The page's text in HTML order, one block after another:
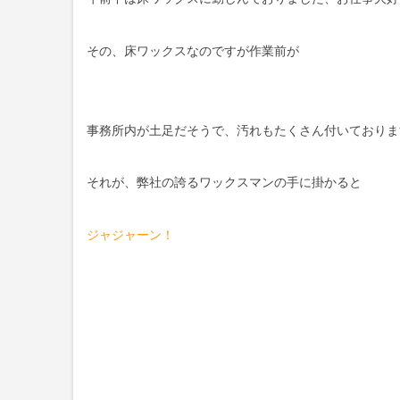
その、床ワックスなのですが作業前が
事務所内が土足だそうで、汚れもたくさん付いており
それが、弊社の誇るワックスマンの手に掛かると
ジャジャーン！